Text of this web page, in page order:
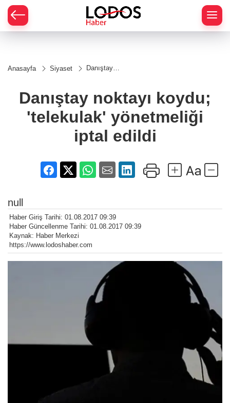
Anasayfa Siyaset
Danıştay
'telekulak'
yönetmeliği
Danıştay noktayı koydu;
'telekulak' yönetmeliği
iptal edildi
null
Haber Giriş Tarihi: 01.08.2017 09:39
Haber Güncellenme Tarihi: 01.08.2017 09:39
Kaynak: Haber Merkezi
https://www.lodoshaber.com